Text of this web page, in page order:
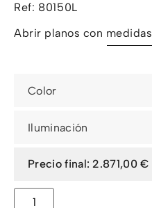
Ref: 80150L
Abrir planos con medidas
Color
Iluminación
2.871,00 €